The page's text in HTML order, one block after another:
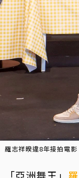
羅志祥暌違8年接拍電